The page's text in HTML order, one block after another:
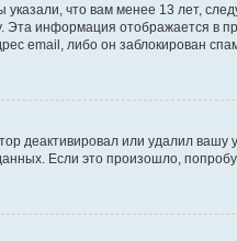
что вам менее 13 лет,
информация отображается в
email, либо он заблокирован
деактивировал или удалил вашу
Если это произошло,